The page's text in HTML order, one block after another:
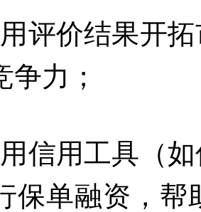
用评价结果开
争力；
用信用工具（
保单融资，帮